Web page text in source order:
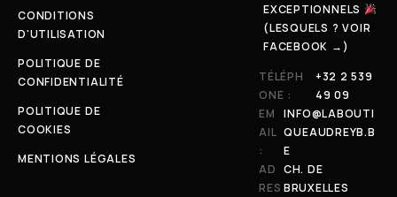
CONDITIONS
D'UTILISATION
POLITIQUE DE
CONFIDENTIALITÉ
POLITIQUE DE
COOKIES
MENTIONS LÉGALES
EXCEPTIONNELS
(LESQUELS ? VOIR
FACEBOOK →)
TÉLÉPH
ONE :
+32 2 539
49 09
EM
AIL
:
INFO@LABOUTI
QUEAUDREYB.B
E
AD
RES
CH. DE
BRUXELLES